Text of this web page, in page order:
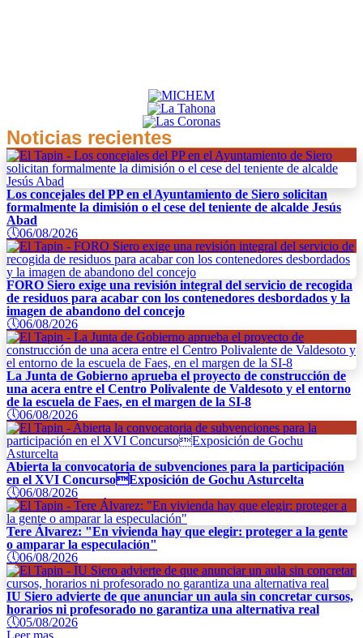
Noticias recientes
Los concejales del PP en el Ayuntamiento de Siero solicitan
formalmente la dimisión o el cese del teniente de alcalde Jesús
Abad
🕔06/08/2026
FORO Siero exige una revisión integral del servicio de recogida
de residuos para acabar con los contenedores desbordados y la
imagen de abandono del concejo
🕔06/08/2026
La Junta de Gobierno aprueba el proyecto de construcción de
una acera entre el Centro Polivalente de Valdesoto y el entorno
de la escuela de Faes, en el margen de la SI-8
🕔06/08/2026
Abierta la convocatoria de subvenciones para la participación
en el XVI ConcursoExposición de Gochu Asturcelta
🕔06/08/2026
Tere Álvarez: "En vivienda hay que elegir: proteger a la gente
o amparar la especulación"
🕔06/08/2026
IU Siero advierte de que anunciar un aula sin concretar cursos,
horarios ni profesorado no garantiza una alternativa real
🕔05/08/2026
Leer mas